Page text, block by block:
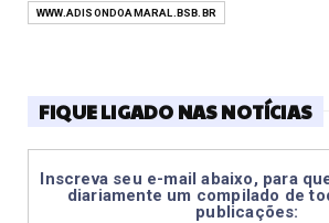
WWW.ADISONDOAMARAL.BSB.BR
FIQUE LIGADO NAS NOTÍCIAS
Inscreva seu e-mail abaixo, para
diariamente um compilado de
publicações: